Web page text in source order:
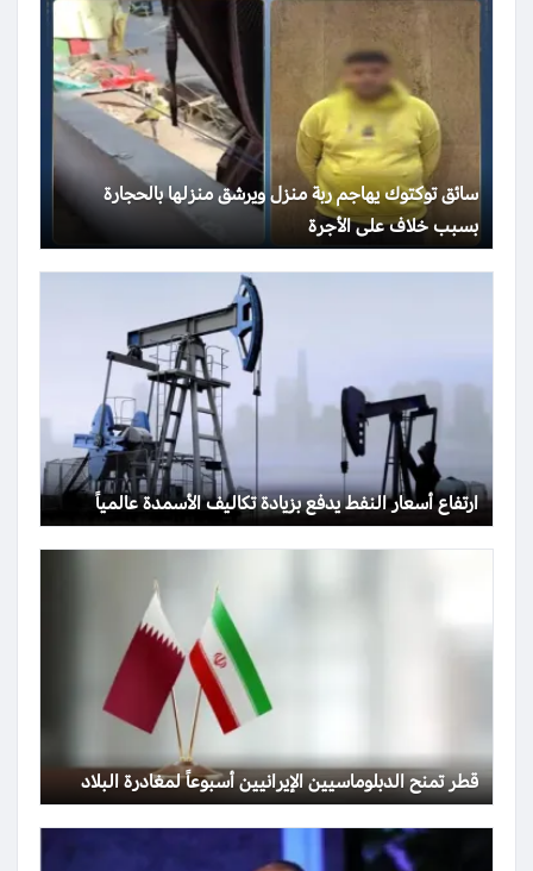
سائق توكتوك يهاجم ربة منزل ويرشق منزلها بالحجارة
بسبب خلاف على الأجرة
ارتفاع أسعار النفط يدفع بزيادة تكاليف الأسمدة عالمياً
قطر تمنح الدبلوماسيين الإيرانيين أسبوعاً لمغادرة البلاد